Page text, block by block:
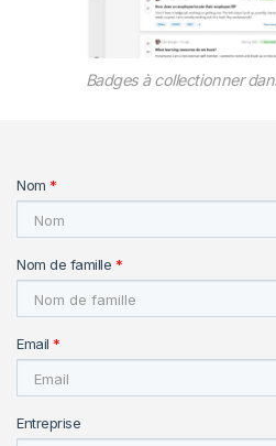
Badges à collectionner
Nom *
Nom de famille *
Email *
Entreprise